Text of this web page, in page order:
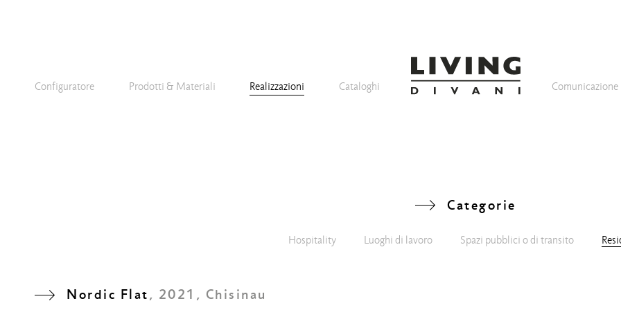
Configuratore Prodotti & Materiali Realizzazioni Cataloghi Comunicazione
Categorie
Hospitality Luoghi di lavoro Spazi pubblici o di transito
Nordic Flat, 2021, Chisinau